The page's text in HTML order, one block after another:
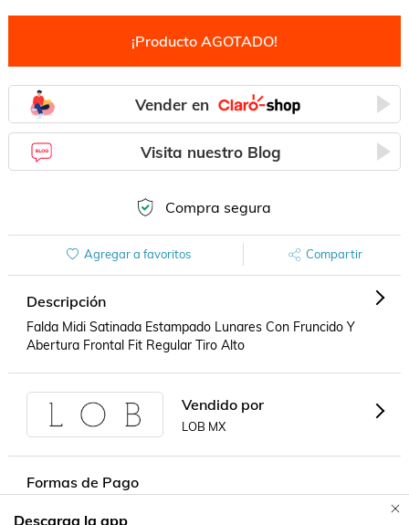
¡Producto AGOTADO!
Vender en
Visita nuestro Blog
Compra segura
Agregar a favoritos Compartir
Descripción
Falda Midi Satinada Estampado Lunares Con Fruncido Y
Abertura Frontal Fit Regular Tiro Alto
Vendido por
LOB MX
Formas de Pago
Descarga la app